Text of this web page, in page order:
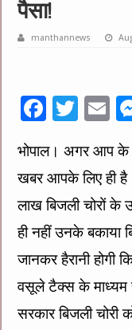
पैसा!
manthannews
F
e
b
o
o
k
T
tt
er
E
ai
l
भोपाल। अगर आप के
खबर आपके लिए ही
लाख बिजली चोरों के
ही नहीं उनके बकाया
जानकर हैरानी होगी
वसूले टैक्स के माध्यम
सरकार बिजली चोरी